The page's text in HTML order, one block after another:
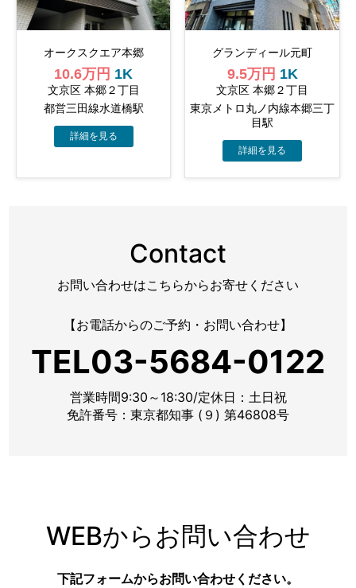
オークスクエア本郷
10.6万円 1K
文京区 本郷２丁目
都営三田線水道橋駅
グランディール元町
9.5万円 1K
文京区 本郷２丁目
東京メトロ丸ノ内線本郷三丁
目駅
Contact
お問い合わせはこちらからお寄せください
【お電話からのご予約・お問い合わせ】
TEL03-5684-0122
営業時間9:30～18:30/定休日：土日祝
免許番号：東京都知事 (９) 第46808号
WEBからお問い合わせ
下記フォームからお問い合わせください。